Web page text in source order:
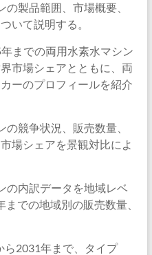
製品範囲、市場概要、
いて説明する。
までの両用水素水マシン
市場シェアとともに、両
ーのプロフィールを紹介
競争状況、販売数量、
場シェアを景観対比によ
の内訳データを地域レベ
での地域別の販売数量、
2031年まで、タイプ